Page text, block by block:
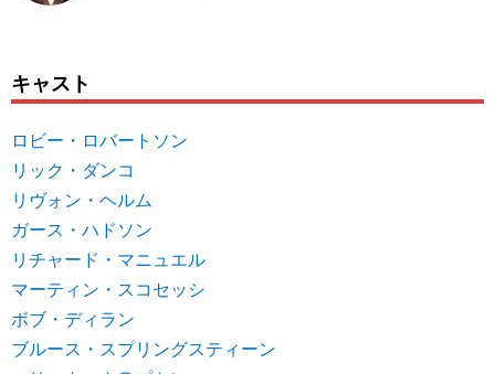
キャスト
ロビー・ロバートソン
リック・ダンコ
リヴォン・ヘルム
ガース・ハドソン
リチャード・マニュエル
マーティン・スコセッシ
ボブ・ディラン
ブルース・スプリングスティーン